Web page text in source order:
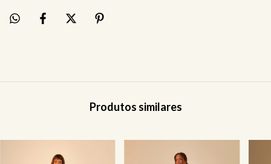
Produtos similares